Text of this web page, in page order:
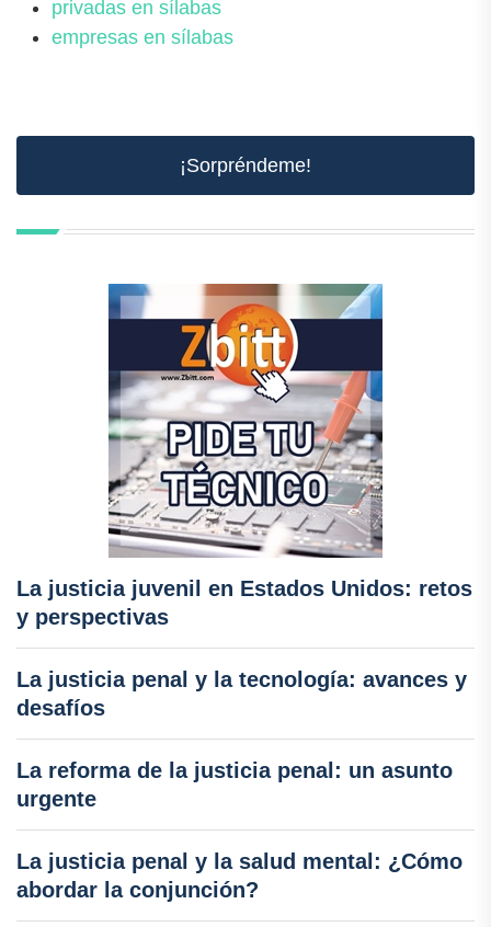
privadas en sílabas
empresas en sílabas
¡Sorpréndeme!
La justicia juvenil en Estados Unidos: retos
y perspectivas
La justicia penal y la tecnología: avances y
desafíos
La reforma de la justicia penal: un asunto
urgente
La justicia penal y la salud mental: ¿Cómo
abordar la conjunción?